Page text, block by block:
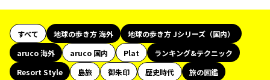
すべて 地球の歩き方 海外
地球の歩き方 Jシリーズ（国内）
aruco 海外
aruco 国内 Plat
ランキング&テクニック
Resort Style
島旅 御朱印 歴史時代
旅の図鑑